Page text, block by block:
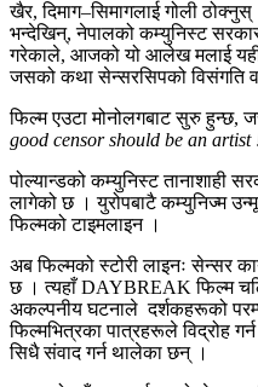
खैर, दिमाग–सिमागलाई गोली
भन्देखिन्, नेपालको कम्युनिस्ट
गरेकाले, आजको यो आलेख मलाई यही
जसको कथा सेन्सरसिपको विसंगति
फिल्म एउटा मोनोलगबाट सुरु हुन्छ,
good censor should be an artist
पोल्यान्डको कम्युनिस्ट तानाशाही
लागेको छ । युरोपबाटै कम्युनिज्म
फिल्मको टाइमलाइन ।
अब फिल्मको स्टोरी लाइनः सेन्सर
छ । त्यहाँ DAYBREAK फिल्म
अकल्पनीय घटनाले दर्शकहरूको
फिल्मभित्रका पात्रहरूले विद्रोह
सिधै संवाद गर्न थालेका छन् ।